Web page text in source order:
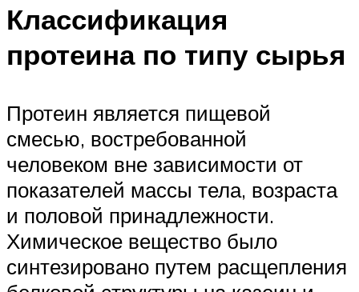
Классификация
протеина по типу сырья
Протеин является пищевой
смесью, востребованной
человеком вне зависимости от
показателей массы тела, возраста
и половой принадлежности.
Химическое вещество было
синтезировано путем расщепления